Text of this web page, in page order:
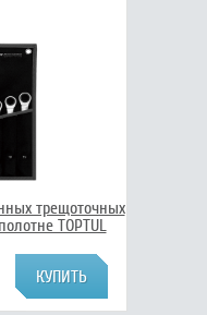
трещоточных
TOPTUL